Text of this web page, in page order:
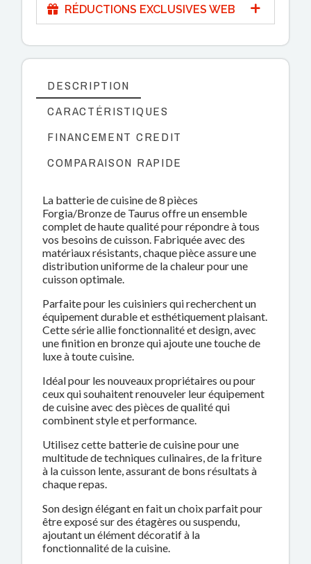
RÉDUCTIONS EXCLUSIVES WEB
DESCRIPTION
CARACTÉRISTIQUES
FINANCEMENT CREDIT
COMPARAISON RAPIDE
La batterie de cuisine de 8 pièces
Forgia/Bronze de Taurus offre un ensemble
complet de haute qualité pour répondre à tous
vos besoins de cuisson. Fabriquée avec des
matériaux résistants, chaque pièce assure une
distribution uniforme de la chaleur pour une
cuisson optimale.
Parfaite pour les cuisiniers qui recherchent un
équipement durable et esthétiquement plaisant.
Cette série allie fonctionnalité et design, avec
une finition en bronze qui ajoute une touche de
luxe à toute cuisine.
Idéal pour les nouveaux propriétaires ou pour
ceux qui souhaitent renouveler leur équipement
de cuisine avec des pièces de qualité qui
combinent style et performance.
Utilisez cette batterie de cuisine pour une
multitude de techniques culinaires, de la friture
à la cuisson lente, assurant de bons résultats à
chaque repas.
Son design élégant en fait un choix parfait pour
être exposé sur des étagères ou suspendu,
ajoutant un élément décoratif à la
fonctionnalité de la cuisine.